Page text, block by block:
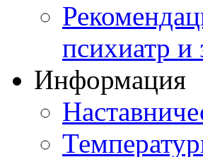
психиатр и
Информация